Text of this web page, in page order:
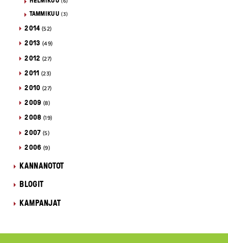
TAMMIKUU (3)
2014 (52)
2013 (49)
2012 (27)
2011 (23)
2010 (27)
2009 (8)
2008 (19)
2007 (5)
2006 (9)
KANNANOTOT
BLOGIT
KAMPANJAT